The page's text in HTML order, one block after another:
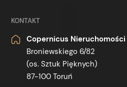
KONTAKT
Copernicus Nieruchomości
Broniewskiego 6/82
(os. Sztuk Pięknych)
87-100 Toruń